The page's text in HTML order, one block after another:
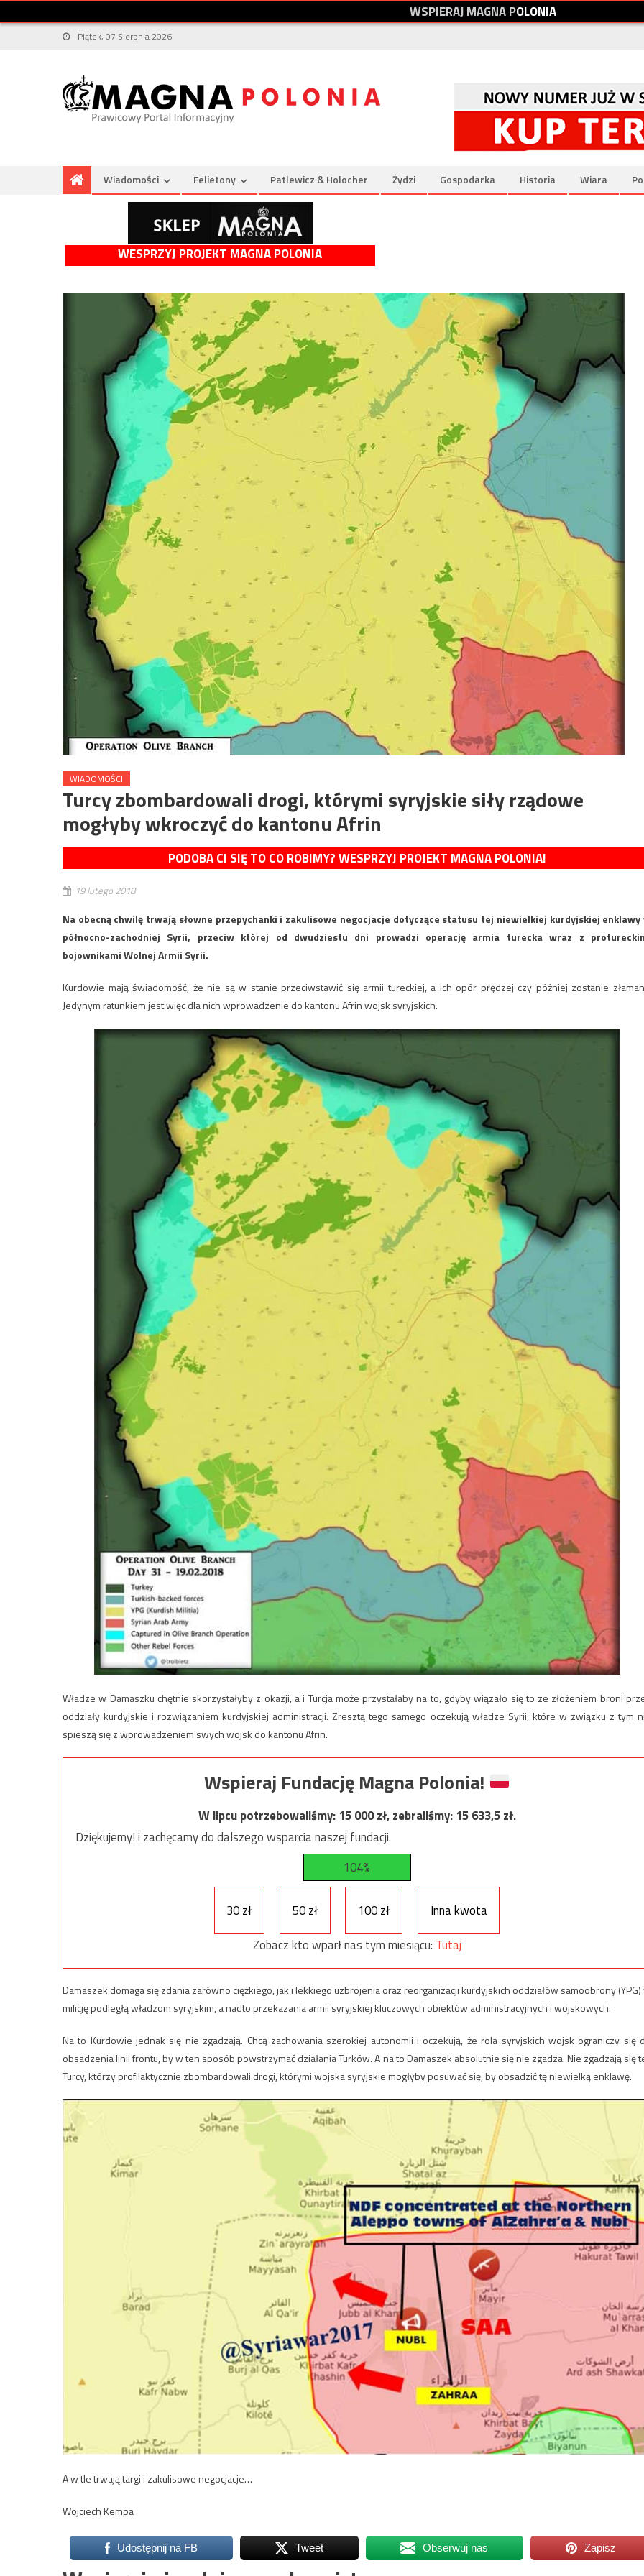
WSPIERAJMAGNAPOLONIA
Piątek, 07 Sierpnia 2026
Wiadomości Felietony Patlewicz & Holocher Żydzi Gospodarka Historia Wiara
WESPRZYJ PROJEKT MAGNA POLONIA
WIADOMOŚCI
Turcy zbombardowali drogi, którymi syryjskie siły rządowe
mogłyby wkroczyć do kantonu Afrin
PODOBA CI SIĘ TO CO ROBIMY? WESPRZYJ PROJEKT MAGNA POLONIA!
19 lutego 2018
Na obecną chwilę trwają słowne przepychanki i zakulisowe negocjacje dotyczące statusu tej niewielkiej kurdyjskiej enklawy
północno-zachodniej Syrii, przeciw której od dwudziestu dni prowadzi operację armia turecka wraz z
bojownikami Wolnej Armii Syrii.
Kurdowie mają świadomość, że nie są w stanie przeciwstawić się armii tureckiej, a ich opór prędzej czy później zostanie
Jedynym ratunkiem jest więc dla nich wprowadzenie do kantonu Afrin wojsk syryjskich.
Władze w Damaszku chętnie skorzystałyby z okazji, a i Turcja może przystałaby na to, gdyby wiązało się to ze złożeniem broni
oddziały kurdyjskie i rozwiązaniem kurdyjskiej administracji. Zresztą tego samego oczekują władze Syrii, które w związku z tym
spieszą się z wprowadzeniem swych wojsk do kantonu Afrin.
Wspieraj Fundację Magna Polonia!
W lipcu potrzebowaliśmy:15 000zł, zebraliśmy:15 633,5zł.
Dziękujemy! i zachęcamy do dalszego wsparcia naszej fundacji.
104%
30 zł 50 zł 100 zł
Inna kwota
Zobacz kto wparł nas tym miesiącu: Tutaj
Damaszek domaga się zdania zarówno ciężkiego, jak i lekkiego uzbrojenia oraz reorganizacji kurdyjskich oddziałów samoobrony
milicję podległą władzom syryjskim, a nadto przekazania armii syryjskiej kluczowych obiektów administracyjnych i wojskowych.
Na to Kurdowie jednak się nie zgadzają. Chcą zachowania szerokiej autonomii i oczekują, że rola syryjskich wojsk ograniczy się
obsadzenia linii frontu, by w ten sposób powstrzymać działania Turków. A na to Damaszek absolutnie się nie zgadza. Nie zgadzają się
Turcy, którzy profilaktycznie zbombardowali drogi, którymi wojska syryjskie mogłyby posuwać się, by obsadzić tę niewielką enklawę.
A w tle trwają targi i zakulisowe negocjacje…
Wojciech Kempa
Udostępnij na FB Tweet Obserwuj nas Zapisz